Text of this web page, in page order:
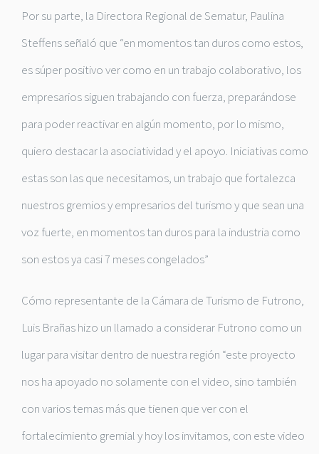
Por su parte, la Directora Regional de Sernatur, Paulina
Steffens señaló que “en momentos tan duros como estos,
es súper positivo ver como en un trabajo colaborativo, los
empresarios siguen trabajando con fuerza, preparándose
para poder reactivar en algún momento, por lo mismo,
quiero destacar la asociatividad y el apoyo. Iniciativas como
estas son las que necesitamos, un trabajo que fortalezca
nuestros gremios y empresarios del turismo y que sean una
voz fuerte, en momentos tan duros para la industria como
son estos ya casi 7 meses congelados”
Cómo representante de la Cámara de Turismo de Futrono,
Luis Brañas hizo un llamado a considerar Futrono como un
lugar para visitar dentro de nuestra región “este proyecto
nos ha apoyado no solamente con el video, sino también
con varios temas más que tienen que ver con el
fortalecimiento gremial y hoy los invitamos, con este video